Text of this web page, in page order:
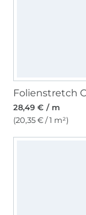
28,49 € / m
(20,35 € / 1 m²)